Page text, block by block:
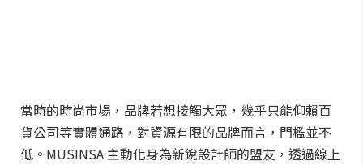
當時的時尚市場，品牌若想接觸大眾，幾乎只能仰賴百
貨公司等實體通路，對資源有限的品牌而言，門檻並不
低。MUSINSA 主動化身為新銳設計師的盟友，透過線上